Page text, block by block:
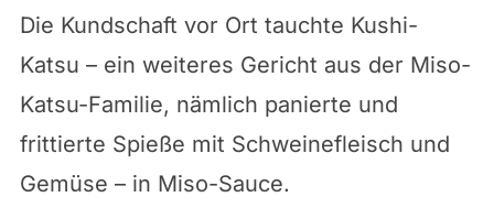
Die Kundschaft vor Ort tauchte Kushi-
Katsu – ein weiteres Gericht aus der Miso-
Katsu-Familie, nämlich panierte und
frittierte Spieße mit Schweinefleisch und
Gemüse – in Miso-Sauce.